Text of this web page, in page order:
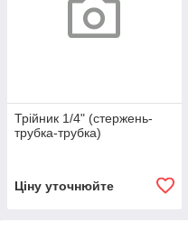
Трійник 1/4" (стержень-
трубка-трубка)
Ціну уточнюйте